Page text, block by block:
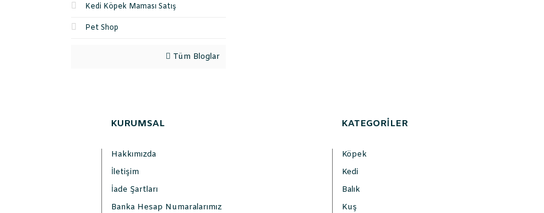
Kedi Köpek Maması Satış
Pet Shop
Tüm Bloglar
KURUMSAL
Hakkımızda
İletişim
İade Şartları
Banka Hesap Numaralarımız
KATEGORİLER
Köpek
Kedi
Balık
Kuş